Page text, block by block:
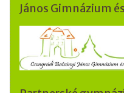
János Gimnázium